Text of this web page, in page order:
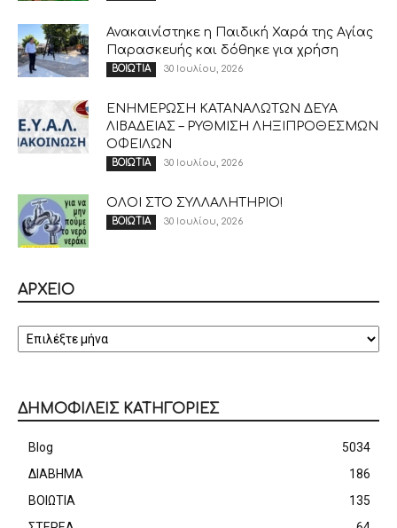
Ανακαινίστηκε η Παιδική Χαρά της Αγίας
Παρασκευής και δόθηκε για χρήση
ΒΟΙΩΤΙΑ 30 Ιουλίου, 2026
ΕΝΗΜΕΡΩΣΗ ΚΑΤΑΝΑΛΩΤΩΝ ΔΕΥΑ
ΛΙΒΑΔΕΙΑΣ – ΡΥΘΜΙΣΗ ΛΗΞΙΠΡΟΘΕΣΜΩΝ
ΟΦΕΙΛΩΝ
ΒΟΙΩΤΙΑ 30 Ιουλίου, 2026
ΟΛΟΙ ΣΤΟ ΣΥΛΛΑΛΗΤΗΡΙΟ!
ΒΟΙΩΤΙΑ 30 Ιουλίου, 2026
ΑΡΧΕΙΟ
ΔΗΜΟΦΙΛΕΙΣ ΚΑΤΗΓΟΡΙΕΣ
Blog
5034
ΔΙΑΒΗΜΑ
186
ΒΟΙΩΤΙΑ
135